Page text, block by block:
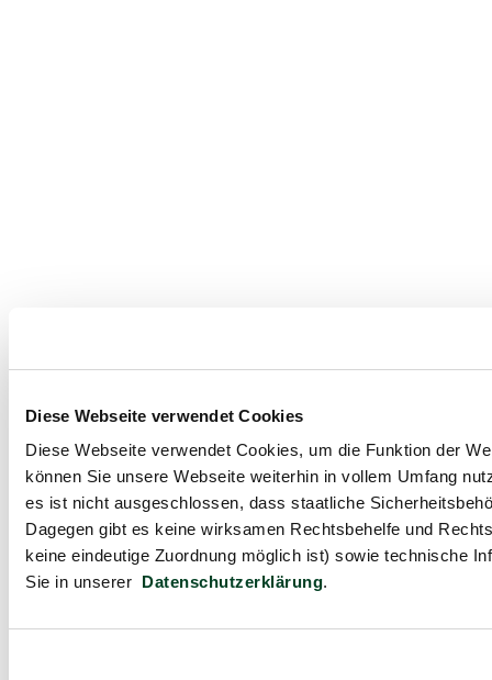
Diese Webseite verwendet Cookies
Diese Webseite verwendet Cookies, um die Funktion der
können Sie unsere Webseite weiterhin in vollem Umfang
es ist nicht ausgeschlossen, dass staatliche
Dagegen gibt es keine wirksamen Rechtsbehelfe und
keine eindeutige Zuordnung möglich ist) sowie technische
Sie in unserer Datenschutzerklärung.